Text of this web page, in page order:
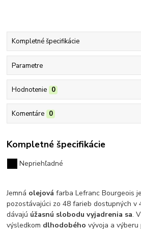
Kompletné špecifikácie
Parametre
Hodnotenie 0
Komentáre 0
Kompletné špecifikácie
Nepriehľadné
Jemná olejováfarba Lefranc Bourgeois
pozostávajúci zo 48 farieb dostupných v
dávajú úžasnú slobodu vyjadrenia sa.
výsledkom dlhodobéhovývoja a